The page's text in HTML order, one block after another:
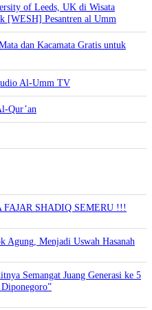
of Leeds, UK di Wisata
[WESH] Pesantren al Umm
dan Kacamata Gratis untuk
Al-Umm TV
Qur’an
FAJAR SHADIQ SEMERU !!!
Agung, Menjadi Uswah Hasanah
Semangat Juang Generasi ke 5